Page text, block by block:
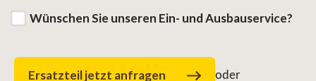
Wünschen Sie unseren Ein- und Ausbauservice?
Ersatzteil jetzt anfragen oder